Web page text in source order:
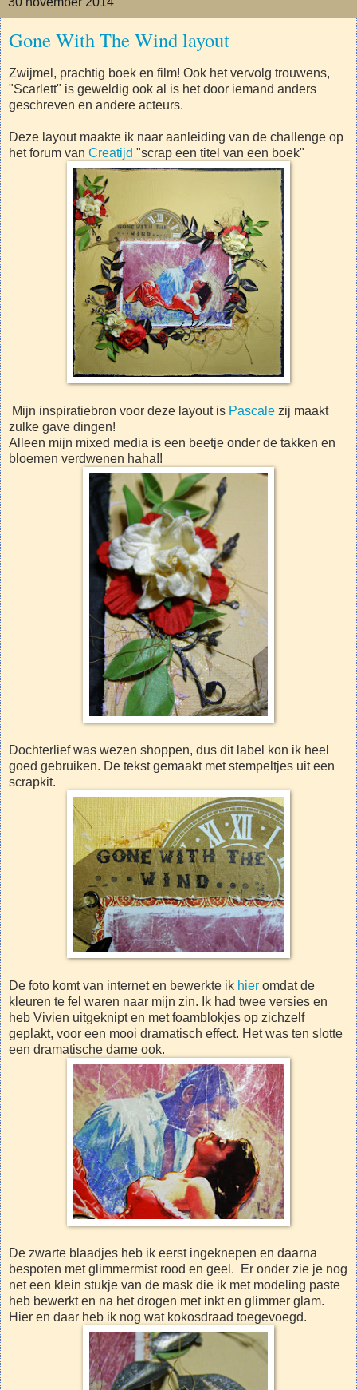
Gone With The Wind layout
Zwijmel, prachtig boek en film! Ook het vervolg trouwens,
"Scarlett" is geweldig ook al is het door iemand anders
geschreven en andere acteurs.
Deze layout maakte ik naar aanleiding van de challenge op
het forum van Creatijd "scrap een titel van een boek"
Mijn inspiratiebron voor deze layout is Pascale zij maakt
zulke gave dingen!
Alleen mijn mixed media is een beetje onder de takken en
bloemen verdwenen haha!!
Dochterlief was wezen shoppen, dus dit label kon ik heel
goed gebruiken. De tekst gemaakt met stempeltjes uit een
scrapkit.
De foto komt van internet en bewerkte ik hier omdat de
kleuren te fel waren naar mijn zin. Ik had twee versies en
heb Vivien uitgeknipt en met foamblokjes op zichzelf
geplakt, voor een mooi dramatisch effect. Het was ten slotte
een dramatische dame ook.
De zwarte blaadjes heb ik eerst ingeknepen en daarna
bespoten met glimmermist rood en geel. Er onder zie je nog
net een klein stukje van de mask die ik met modeling paste
heb bewerkt en na het drogen met inkt en glimmer glam.
Hier en daar heb ik nog wat kokosdraad toegevoegd.